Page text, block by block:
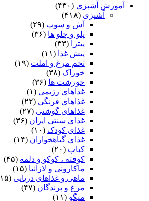
آموزش آشپزی (۴۳۰)
آشپزی (۴۱۸)
آش و سوپ (۲۹)
پلو و چلو ها (۳۶)
پیتزا
(۳۳)
پیش غذا (۱۱)
تخم مرغ و املت (۱۹)
خوراک (۳۸)
خورشت ها (۳۶)
غذاهای رژیمی (۱)
غذاهای فرنگی (۲۲)
غذاهای گوشتی (۲۷)
غذای سنتی ایران (۳۶)
غذای کودک (۱۰)
غذای گیاهخواران (۱۴)
کباب (۲۰)
کوفته ، کوکو و دلمه (۴۵)
ماکارونی و لازانیا (۱۵)
ماهی و غذاهای دریایی (۱۵)
مرغ و پرندگان (۴۷)
میگو (۱۱)